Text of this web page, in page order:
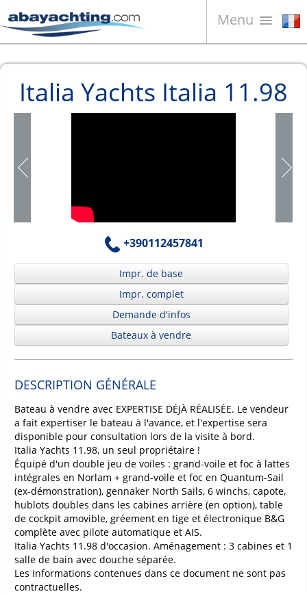
Menu
Bateaux à vendre
À propos de nous
News
Italia Yachts Italia 11.98
+390112457841
Impr. de base
Impr. complet
Demande d'infos
Bateaux à vendre
DESCRIPTION GÉNÉRALE
Bateau à vendre avec EXPERTISE DÉJÀ RÉALISÉE. Le vendeur
a fait expertiser le bateau à l'avance, et l'expertise sera
disponible pour consultation lors de la visite à bord.
Italia Yachts 11.98, un seul propriétaire !
Équipé d'un double jeu de voiles : grand-voile et foc à lattes
intégrales en Norlam + grand-voile et foc en Quantum-Sail
(ex-démonstration), gennaker North Sails, 6 winchs, capote,
hublots doubles dans les cabines arrière (en option), table
de cockpit amovible, gréement en tige et électronique B&G
complète avec pilote automatique et AIS.
Italia Yachts 11.98 d'occasion. Aménagement : 3 cabines et 1
salle de bain avec douche séparée.
Les informations contenues dans ce document ne sont pas
contractuelles.